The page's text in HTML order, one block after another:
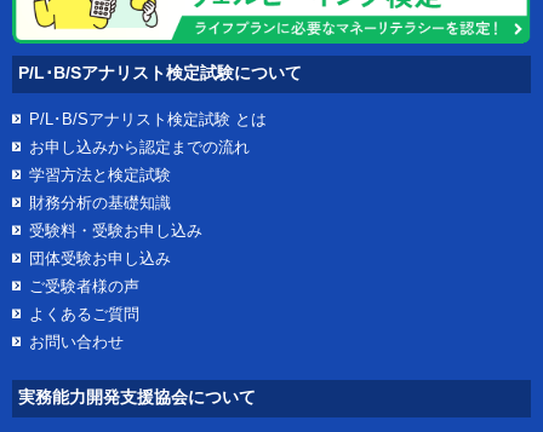
P/L･B/Sアナリスト検定試験について
P/L･B/Sアナリスト検定試験 とは
お申し込みから認定までの流れ
学習方法と検定試験
財務分析の基礎知識
受験料・受験お申し込み
団体受験お申し込み
ご受験者様の声
よくあるご質問
お問い合わせ
実務能力開発支援協会について